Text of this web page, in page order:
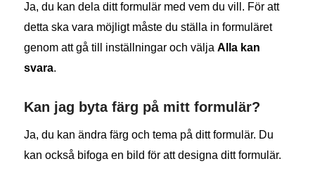
Ja, du kan dela ditt formulär med vem du vill. För att
detta ska vara möjligt måste du ställa in formuläret
genom att gå till inställningar och välja Alla kan
svara.
Kan jag byta färg på mitt formulär?
Ja, du kan ändra färg och tema på ditt formulär. Du
kan också bifoga en bild för att designa ditt formulär.